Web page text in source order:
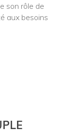
son rôle de
aux besoins